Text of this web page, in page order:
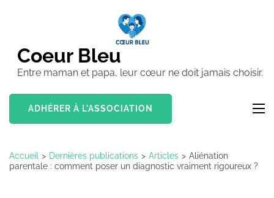
(Pressez
Entrée)
Coeur Bleu
Entre maman et papa, leur cœur ne doit jamais choisir.
ADHÉRER À L'ASSOCIATION
Accueil > Dernières publications > Articles > Aliénation
parentale : comment poser un diagnostic vraiment rigoureux ?